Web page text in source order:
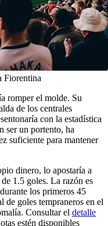
Fiorentina
romper el molde. Su
de los centrales
con la estadística
ser un portento, ha
suficiente para mantener
dinero, lo apostaría a
1.5 goles. La razón es
los primeros 45
de goles tempraneros en el
Consultar el detalle
estén disponibles